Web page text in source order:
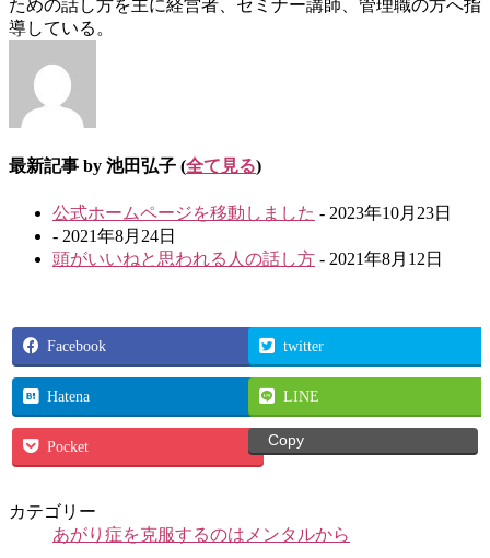
ための話し方を主に経営者、セミナー講師、管理職の方へ指
導している。
最新記事 by 池田弘子 (全て見る)
公式ホームページを移動しました - 2023年10月23日
- 2021年8月24日
頭がいいねと思われる人の話し方 - 2021年8月12日
Facebook twitter
Hatena LINE
Pocket Copy
カテゴリー
あがり症を克服するのはメンタルから